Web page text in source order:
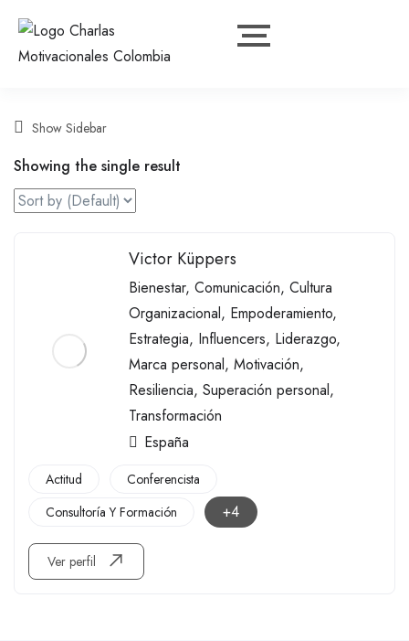
Show Sidebar
Showing the single result
Victor Küppers
Bienestar, Comunicación, Cultura
Organizacional, Empoderamiento,
Estrategia, Influencers, Liderazgo,
Marca personal, Motivación,
Resiliencia, Superación personal,
Transformación
España
Actitud
Conferencista
Consultoría Y Formación
+4
Ver perfil